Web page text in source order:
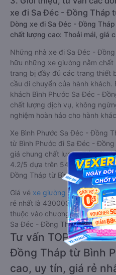
xe đi Sa Đéc - Đồng Tháp
Dòng xe đi Sa Đéc - Đồng
chất lượng cao: Thoải mái, giá
Những nhà xe đi Sa Đéc -
hữu những xe giường nằm
trang bị đầy đủ các trang thiết
cầu di chuyển của hành khách.
khách Bình Phước Sa Đéc -
chất lượng dịch vụ, không
nghiệm hoàn hảo cho hành
Xe Bình Phước Sa Đéc - Đồng
từ Bình Phước đi Sa Đéc -
giá chung chất lượng Tốt với
4.2/5 dựa trên 546 phản hồi
Đồng Tháp từ Bình Phước.
Giá vé xe giường nằm đi Sa
rẻ nhất là 430000VND của
thuộc vào chương trình khuyến
Sa Đéc - Đồng Tháp giường
Tư vấn TOP 1 xe
Đồng Tháp từ Bình
cao, uy tín, giá rẻ